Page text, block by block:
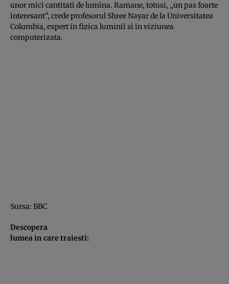
unor mici cantitati de lumina. Ramane, totusi, „un pas foarte
interesant”, crede profesorul Shree Nayar de la Universitatea
Columbia, expert in fizica luminii si in viziunea
computerizata.
Sursa: BBC
Descopera
lumea in care traiesti: